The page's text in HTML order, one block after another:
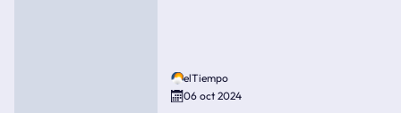
elTiempo
06 oct 2024